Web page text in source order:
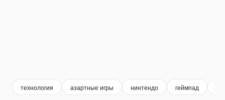
технология азартные игры нинтендо геймпад